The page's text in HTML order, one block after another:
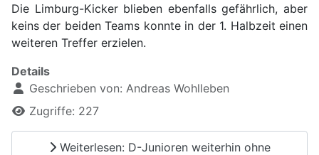
Die Limburg-Kicker blieben ebenfalls gefährlich, aber
keins der beiden Teams konnte in der 1. Halbzeit einen
weiteren Treffer erzielen.
Details
Geschrieben von: Andreas Wohlleben
Zugriffe: 227
Weiterlesen: D-Junioren weiterhin ohne